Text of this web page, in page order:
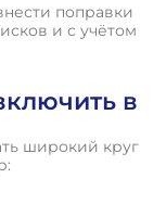
поправки
и с учётом
в
широкий круг